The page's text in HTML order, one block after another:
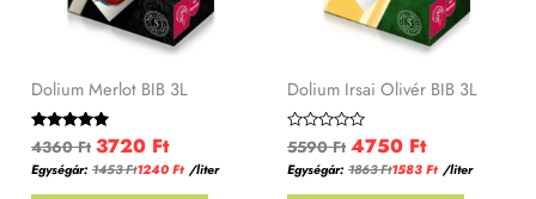
Dolium Merlot BIB 3L
Értékelés:
5.00
/ 5
4360Ft 3720 Ft
Egységár: 1453Ft1240 Ft /liter
Dolium Irsai Olivér BIB 3L
Értékelés:
0
/
5590Ft 4750 Ft
Egységár: 1863Ft1583 Ft /liter